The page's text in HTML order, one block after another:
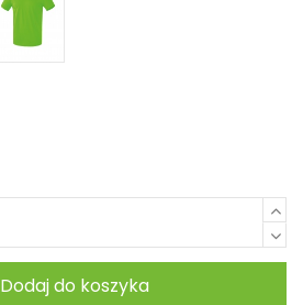
Dodaj do koszyka